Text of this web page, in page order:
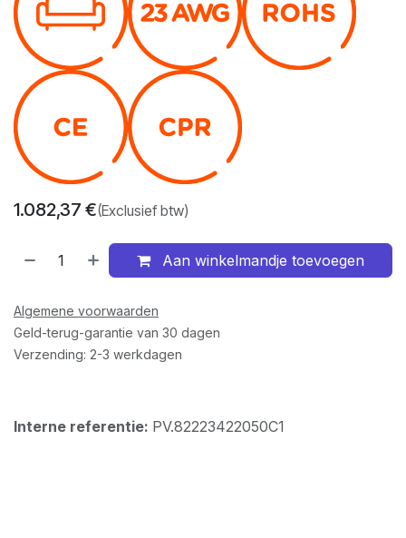
1.082,37 €(Exclusief btw)
Aan winkelmandje toevoegen
Algemene voorwaarden
Geld-terug-garantie van 30 dagen
Verzending: 2-3 werkdagen
Interne referentie: PV.82223422050C1